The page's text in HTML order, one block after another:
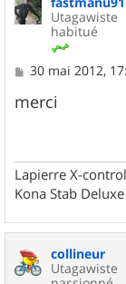
Utagawiste
habitué
M
s
s
30 mai 2012,
merci
Lapierre X-
Kona Stab Deluxe
collineur
Utagawiste